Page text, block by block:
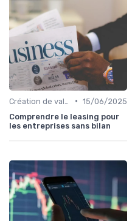
• 15/06/2025
Comprendre le leasing pour
les entreprises sans bilan